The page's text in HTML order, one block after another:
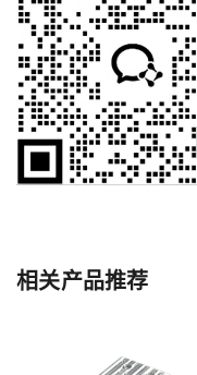
相关产品推荐